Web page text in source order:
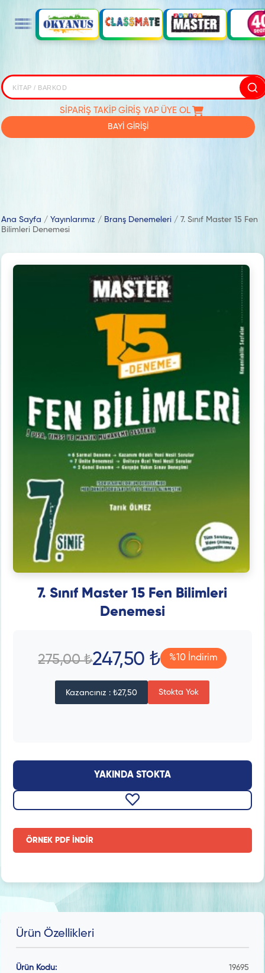
SİPARİŞ TAKİP GİRİŞ YAP ÜYE OL
BAYİ GİRİŞİ
Ana Sayfa / Yayınlarımız / Branş Denemeleri /7. Sınıf Master 15 Fen
Bilimleri Denemesi
7. Sınıf Master 15 Fen Bilimleri
Denemesi
275,00 ₺247,50 ₺ %10 İndirim
Kazancınız : ₺27,50 Stokta Yok
YAKINDA STOKTA
ÖRNEK PDF İNDİR
Ürün Özellikleri
Ürün Kodu: 19695